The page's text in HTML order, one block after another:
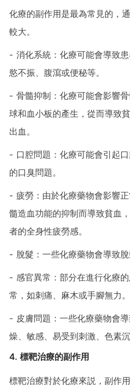
化療的副作用是最為常見的，
較大。
- 消化系統：化療可能會導致
慾不振、腹瀉或便秘等。
- 骨髓抑制：化療可能會影響
球和血小板的產生，從而導致
出血。
- 口腔問題：化療可能會引起
的口臭問題。
- 疲勞：由於化療藥物會影響
髓造血功能的抑制而導致貧血
者的全身性疲勞感。
- 脫髮：一些化療藥物會導致脫
- 感官異常：部分在進行化療
常，如刺痛、麻木或手腳無力。
- 皮膚問題：一些化療藥物會
燥、敏感、易受到刺激、色素沉
4. 標靶治療的副作用
標靶治療對於化療來説，副作